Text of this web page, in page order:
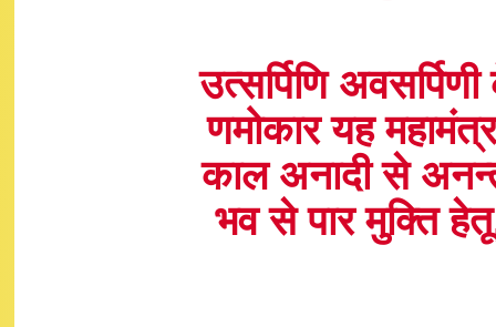
उत्सर्पिणि
णमोकार यह
काल अनादी से
भव से पार मुक्ति